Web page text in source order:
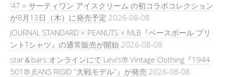
’47 × サーティワン アイスクリーム の初コラボコレクション
が8月13日（木）に発売予定 2026-08-08
JOURNAL STANDARD × PEANUTS × MLB『ベースボール プリ
ントTシャツ』の通常販売が開始 2026-08-08
star＆bars オンラインにて Levi’s® Vintage Clothing『1944
501® JEANS RIGID “大戦モデル”』が発売 2026-08-08